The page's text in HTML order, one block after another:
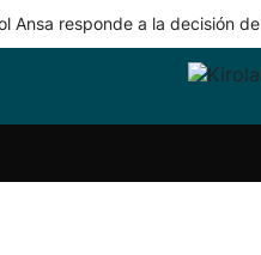
Ansa responde a la decisión
Equipos